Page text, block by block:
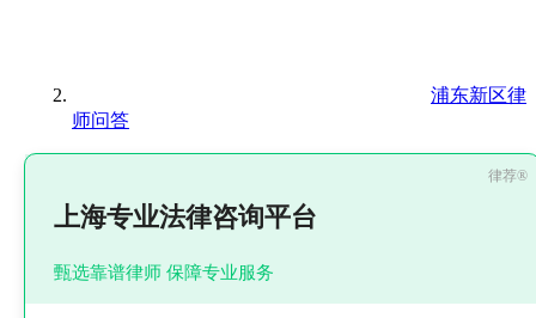
浦东新区律
师问答
上海专业法律咨询平台
甄选靠谱律师 保障专业服务